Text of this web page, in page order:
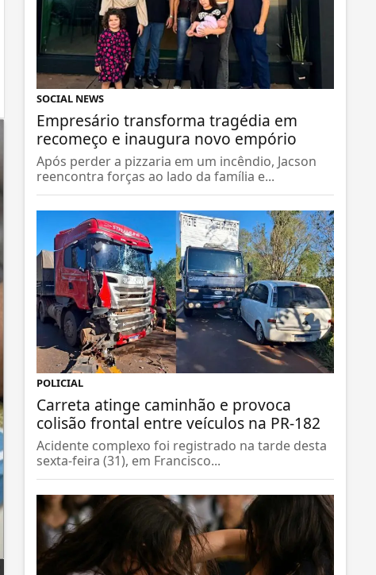
SOCIAL NEWS
Empresário transforma tragédia em
recomeço e inaugura novo empório
Após perder a pizzaria em um incêndio, Jacson
reencontra forças ao lado da família e...
POLICIAL
Carreta atinge caminhão e provoca
colisão frontal entre veículos na PR-182
Acidente complexo foi registrado na tarde desta
sexta-feira (31), em Francisco...